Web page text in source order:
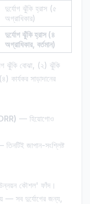
দুর্যোগ ঝুঁকি হ্রাস (৫
অগ্রাধিকার)
দুর্যোগ ঝুঁকি হ্রাস (৪
অগ্রাধিকার, বর্তমান)
ঝুঁকি বোঝা, (২) ঝুঁকি
কার্যকর সাড়াদানের
— হিয়োগোও
জাপান-সংশ্লিষ্ট
উন্নয়ন কৌশল' ফাঁদ।
— সব দুর্যোগের জন্য,